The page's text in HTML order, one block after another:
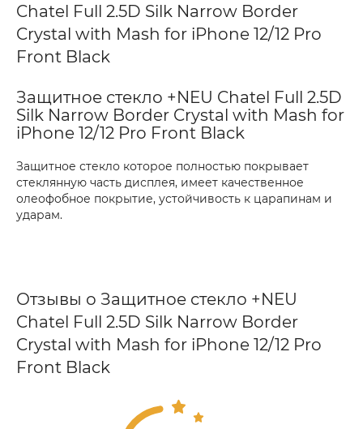
Chatel Full 2.5D Silk Narrow Border
Crystal with Mash for iPhone 12/12 Pro
Front Black
Защитное стекло +NEU Chatel Full 2.5D
Silk Narrow Border Crystal with Mash for
iPhone 12/12 Pro Front Black
Защитное стекло которое полностью покрывает
стеклянную часть дисплея, имеет качественное
олеофобное покрытие, устойчивость к царапинам и
ударам.
Отзывы о Защитное стекло +NEU
Chatel Full 2.5D Silk Narrow Border
Crystal with Mash for iPhone 12/12 Pro
Front Black